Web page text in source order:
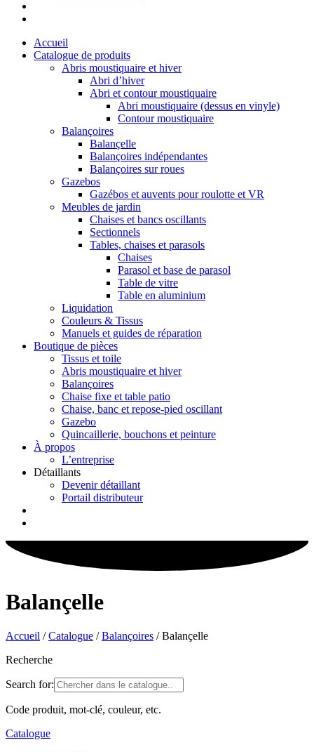
Accueil
Catalogue de produits
Abris moustiquaire et hiver
Abri d’hiver
Abri et contour moustiquaire
Abri moustiquaire (dessus en vinyle)
Contour moustiquaire
Balançoires
Balançelle
Balançoires indépendantes
Balançoires sur roues
Gazebos
Gazébos et auvents pour roulotte et VR
Meubles de jardin
Chaises et bancs oscillants
Sectionnels
Tables, chaises et parasols
Chaises
Parasol et base de parasol
Table de vitre
Table en aluminium
Liquidation
Couleurs & Tissus
Manuels et guides de réparation
Boutique de pièces
Tissus et toile
Abris moustiquaire et hiver
Balançoires
Chaise fixe et table patio
Chaise, banc et repose-pied oscillant
Gazebo
Quincaillerie, bouchons et peinture
À propos
L’entreprise
Détaillants
Devenir détaillant
Portail distributeur
Balançelle
Accueil /Catalogue /Balançoires / Balançelle
Recherche
Search for:
Code produit, mot-clé, couleur, etc.
Catalogue